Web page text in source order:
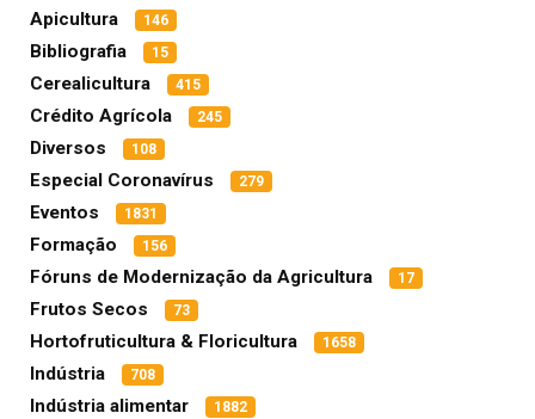
Apicultura 146
Bibliografia 15
Cerealicultura 415
Crédito Agrícola 245
Diversos 108
Especial Coronavírus 279
Eventos 1831
Formação 156
Fóruns de Modernização da Agricultura 17
Frutos Secos 73
Hortofruticultura & Floricultura 1658
Indústria 708
Indústria alimentar 1882